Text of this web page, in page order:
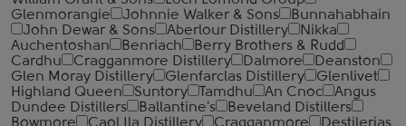
Glenmorangie
Johnnie Walker & Sons
Bunnahabhain
John Dewar & Sons
Aberlour Distillery
Nikka
Auchentoshan
Benriach
Berry Brothers & Rudd
Cardhu
Cragganmore Distillery Dalmore
Deanston
Glen Moray Distillery
Glenfarclas Distillery
Glenlivet
Highland Queen
Suntory Tamdhu An Cnoc
Angus
Dundee Distillers
Ballantine's
Beveland Distillers